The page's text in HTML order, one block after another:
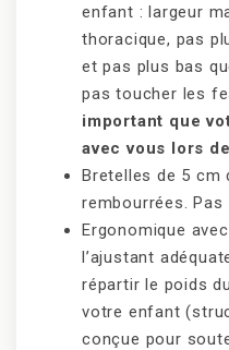
enfant : largeur
thoracique, pas
et pas plus bas
pas toucher les
important que
avec vous lors
Bretelles de 5 cm
rembourrées. Pas
Ergonomique
l’ajustant
répartir le poids
votre enfant
conçue pour